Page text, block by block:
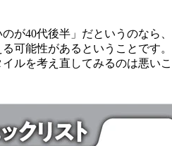
が40代後半」だというのなら、
可能性があるということです。
ルを考え直してみるのは悪いこ